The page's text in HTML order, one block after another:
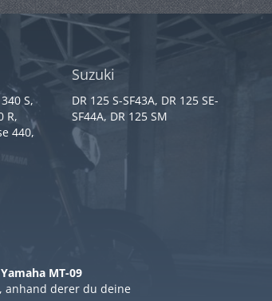
S,
R,
440,
Suzuki
DR 125 S-SF43A, DR 125 SE-
SF44A, DR 125 SM
Yamaha MT-09
anhand derer du deine